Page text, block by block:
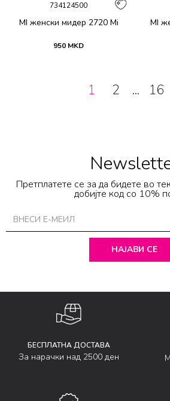
734124500
MI женски мидер 2720 Mi
950 MKD
MI
1 2 ... 16
Претплатете се за да бидете во
добијте код со 10%
НАЈАВИ СЕ
БЕСПЛАТНА ДОСТАВА
За нарачки над 2500 ден